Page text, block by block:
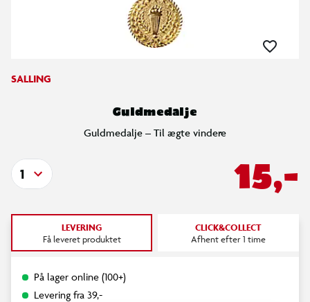
SALLING
Guldmedalje
Guldmedalje – Til ægte vindere
15,-
1
LEVERING
Få leveret produktet
CLICK&COLLECT
Afhent efter 1 time
På lager online (100+)
Levering fra 39,-